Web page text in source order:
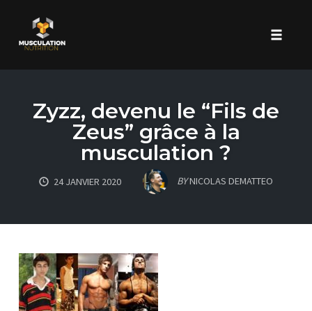
contentZyzz, devenu le “Fils de
Zeus” grâce à la
musculation ?
24 JANVIER 2020 BYNICOLAS DEMATTEO